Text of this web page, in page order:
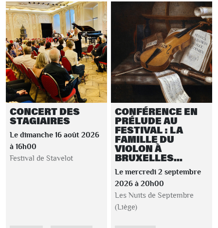
CONCERT DES
STAGIAIRES
Le dimanche 16 août 2026
à 16h00
Festival de Stavelot
CONFÉRENCE EN
PRÉLUDE AU
FESTIVAL : LA
FAMILLE DU
VIOLON À
BRUXELLES...
Le mercredi 2 septembre
2026 à 20h00
Les Nuits de Septembre
(Liège)